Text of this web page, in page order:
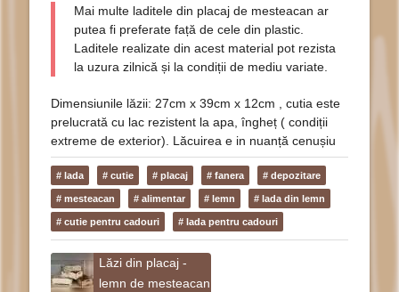
Mai multe laditele din placaj de mesteacan ar
putea fi preferate față de cele din plastic.
Laditele realizate din acest material pot rezista
la uzura zilnică și la condiții de mediu variate.
Dimensiunile lăzii: 27cm x 39cm x 12cm , cutia este
prelucrată cu lac rezistent la apa, îngheț ( condiții
extreme de exterior). Lăcuirea e in nuanță cenușiu
# lada # cutie # placaj # fanera # depozitare
# mesteacan # alimentar # lemn # lada din lemn
# cutie pentru cadouri # lada pentru cadouri
Lăzi din placaj -
lemn de mesteacan